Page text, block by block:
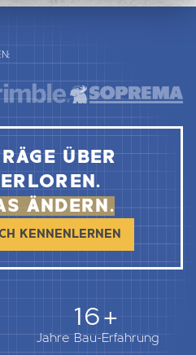
ÜBER
ÄNDERN.
KENNENLERNEN
18+
Jahre Bau-Erfahrung